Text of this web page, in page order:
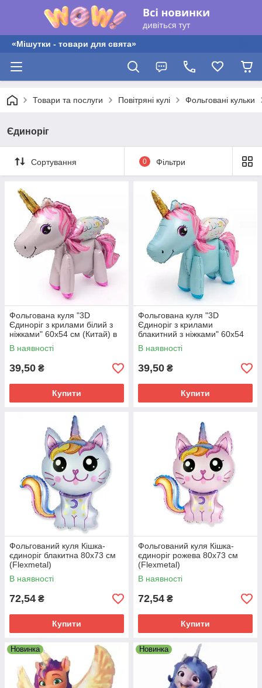
«Мішутки - товари для свята»
Товари та послуги Повітряні кулі Фольговані кульки
Єдиноріг
Сортування 0 Фільтри
Фольгована куля "3D
Єдиноріг з крилами білий з
ніжками" 60х54 см (Китай) в
упаковці
В наявності
39,50 ₴
Купити
Фольгована куля "3D
Єдиноріг з крилами
блакитний з ніжками" 60х54
см (Китай) в упаковці
В наявності
39,50 ₴
Купити
Фольгований куля Кішка-
єдиноріг блакитна 80х73 см
(Flexmetal)
В наявності
72,54 ₴
Купити
Фольгований куля Кішка-
єдиноріг рожева 80х73 см
(Flexmetal)
В наявності
72,54 ₴
Купити
Новинка Новинка